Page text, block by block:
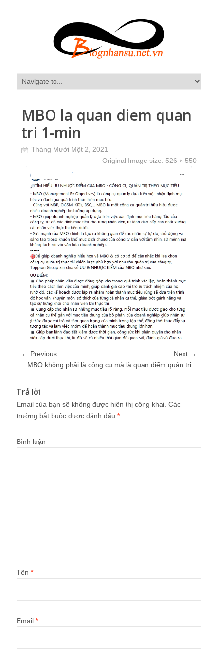
MBO la quan diem quan
tri 1-min
Tháng Mười Một 2, 2021
Original Image size: 526 × 550
← Previous
Next →
MBO không phải là công cụ mà là quan điểm quản trị
Trả lời
Email của bạn sẽ không được hiển thị công khai. Các
trường bắt buộc được đánh dấu *
Bình luận
Tên *
Email *